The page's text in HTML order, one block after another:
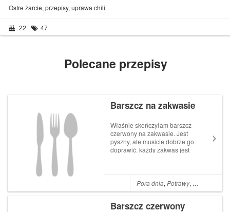
Ostre żarcie, przepisy, uprawa chili
22 47
Polecane przepisy
Barszcz na zakwasie
Właśnie skończyłam barszcz
czerwony na zakwasie. Jest
pyszny, ale musicie dobrze go
doprawić. każdy zakwas jest
Wam dokładnie wytłumaczyć.
Zdjęcia zaraz będą Obrać
Pora dnia,Potrawy, Obiady
Barszcz czerwony